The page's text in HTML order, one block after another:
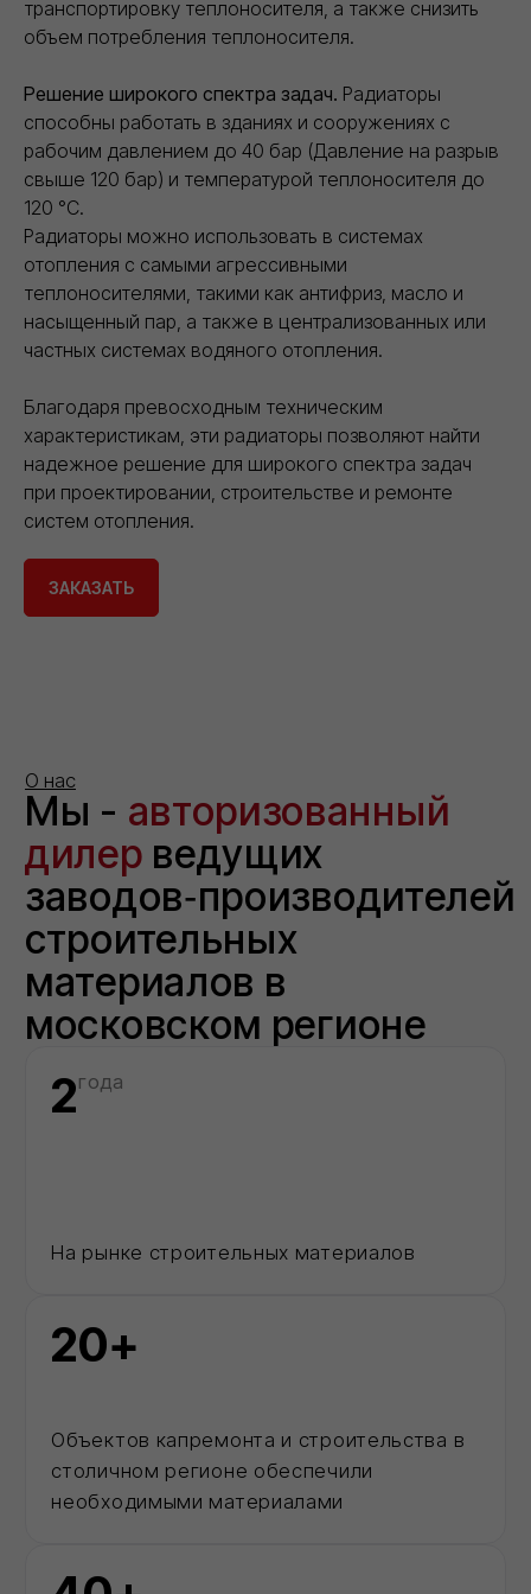
транспортировку теплоносителя, а также снизить
объем потребления теплоносителя.
Решение широкого спектра задач. Радиаторы
способны работать в зданиях и сооружениях с
рабочим давлением до 40 бар (Давление на разрыв
свыше 120 бар) и температурой теплоносителя до
120 °С.
Радиаторы можно использовать в системах
отопления с самыми агрессивными
теплоносителями, такими как антифриз, масло и
насыщенный пар, а также в централизованных или
частных системах водяного отопления.
Благодаря превосходным техническим
характеристикам, эти радиаторы позволяют найти
надежное решение для широкого спектра задач
при проектировании, строительстве и ремонте
систем отопления.
ЗАКАЗАТЬ
НАВИГАЦИЯ САЙТА
О компании
Каталог
Правила продажи Товара
Сухие строительные смеси
Герметики для швов
Базальтовый утеплитель
Рулонные гидроизоляционные материалы
Биметаллические радиаторы отопления
характер и ни при каких условиях не является публичной
офертой, определяемой положениями ГК РФ.
Для получения подробной информации о наличии, видах,
характеристиках и стоимости материалов, обращайтесь к
на сайте ввиду особенностей цветопередачи монитора и